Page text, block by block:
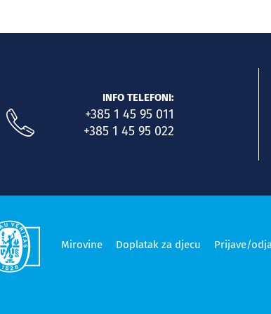
INFO TELEFONI:
+385 1 45 95 011
+385 1 45 95 022
Mirovine Doplatak za djecu Prijave/